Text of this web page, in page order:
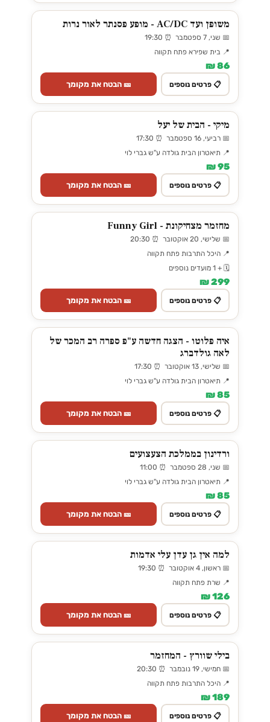
משופן ועד AC/DC - מופע פסנתר לאור נרות
📅 שני, 7 ספטמבר ⏰ 19:30
📍 בית שפירא פתח תקווה
86 ₪
📋 פרטים נוספים 🎫 הבטח את מקומך
מיקי - הבית של יעל
📅 רביעי, 16 ספטמבר ⏰ 17:30
📍 תיאטרון הבית גולדה ע"ש גברי לוי
95 ₪
📋 פרטים נוספים 🎫 הבטח את מקומך
מחזמר מצחיקונת - Funny Girl
📅 שלישי, 20 אוקטובר ⏰ 20:30
📍 היכל התרבות פתח תקווה
🗓️ + 1 מועדים נוספים
299 ₪
📋 פרטים נוספים 🎫 הבטח את מקומך
איה פלוטו - הצגה חדשה ע"פ ספרה רב המכר של
לאה גולדברג
📅 שלישי, 13 אוקטובר ⏰ 17:30
📍 תיאטרון הבית גולדה ע"ש גברי לוי
85 ₪
📋 פרטים נוספים 🎫 הבטח את מקומך
ורדינון בממלכת הצעצועים
📅 שני, 28 ספטמבר ⏰ 11:00
📍 תיאטרון הבית גולדה ע"ש גברי לוי
85 ₪
📋 פרטים נוספים 🎫 הבטח את מקומך
למה אין גן עדן עלי אדמות
📅 ראשון, 4 אוקטובר ⏰ 19:30
📍 שרת פתח תקווה
126 ₪
📋 פרטים נוספים 🎫 הבטח את מקומך
בילי שוורץ - המחזמר
📅 חמישי, 19 נובמבר ⏰ 20:30
📍 היכל התרבות פתח תקווה
189 ₪
📋 פרטים נוספים 🎫 הבטח את מקומך